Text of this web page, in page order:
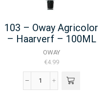
103 – Oway Agricolor
– Haarverf – 100ML
OWAY
€4.99
103